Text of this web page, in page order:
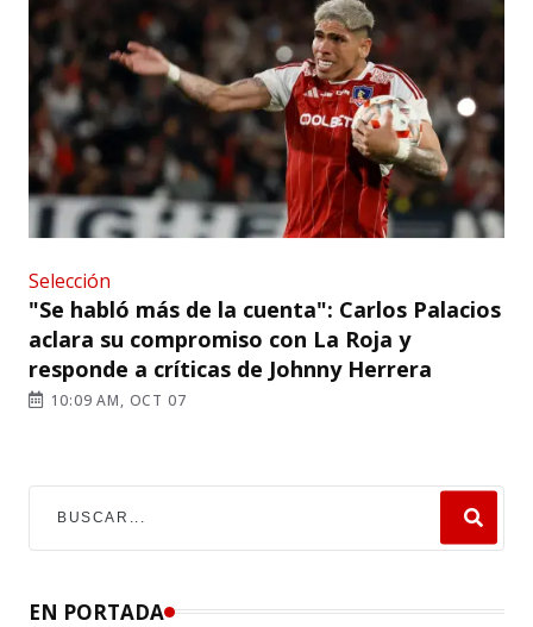
Selección
"Se habló más de la cuenta": Carlos Palacios
aclara su compromiso con La Roja y
responde a críticas de Johnny Herrera
10:09 AM, OCT 07
EN PORTADA